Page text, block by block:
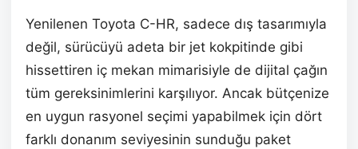
Yenilenen Toyota C-HR, sadece dış tasarımıyla
değil, sürücüyü adeta bir jet kokpitinde gibi
hissettiren iç mekan mimarisiyle de dijital çağın
tüm gereksinimlerini karşılıyor. Ancak bütçenize
en uygun rasyonel seçimi yapabilmek için dört
farklı donanım seviyesinin sunduğu paket